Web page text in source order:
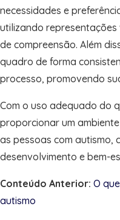
necessidades e
utilizando
de compreensão. Além
quadro de forma
processo, promovendo
Com o uso adequado do
proporcionar um
as pessoas com autismo,
desenvolvimento e bem-
Conteúdo Anterior: O
autismo